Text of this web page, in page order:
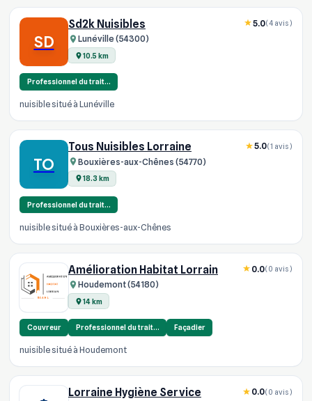
SD
Sd2k Nuisibles
Lunéville (54300)
10.5 km
5.0(4 avis)
Professionnel du trait…
nuisible situé à Lunéville
TO
Tous Nuisibles Lorraine
Bouxières-aux-Chênes (54770)
18.3 km
5.0(1 avis)
Professionnel du trait…
nuisible situé à Bouxières-aux-Chênes
Amélioration Habitat Lorrain
Houdemont (54180)
14 km
0.0(0 avis)
Couvreur Professionnel du trait… Façadier
nuisible situé à Houdemont
Lorraine Hygiène Service 0.0(0 avis)